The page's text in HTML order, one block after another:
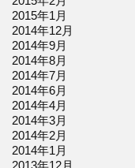
2015年1月
2014年12月
2014年9月
2014年8月
2014年7月
2014年6月
2014年4月
2014年3月
2014年2月
2014年1月
2013年12月